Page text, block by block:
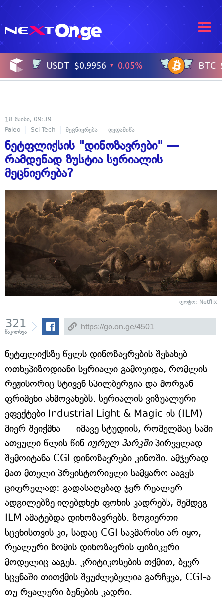
18 მაისი, 09:39
Paleo
Sci-Tech მეცნიერება დედამიწა
ნეტფლიქსის "დინოზავრები" —
რამდენად ზუსტია სერიალის
მეცნიერება?
ფოტო: Netflix
321
წაკითხვა
ნეტფლიქსზე წელს დინოზავრების შესახებ
ოთხეპიზოდიანი სერიალი გამოვიდა, რომლის
რეჟისორიც სტივენ სპილბერგია და მორგან
ფრიმენი ახმოვანებს. სერიალის ვიზუალური
ეფექტები Industrial Light & Magic-ის (ILM)
მიერ შეიქმნა — იმავე სტუდიის, რომელმაც სამი
ათეული წლის წინ იურულ პარკშიპირველად
შემოიტანა CGI დინოზავრები კინოში. ამჯერად
მათ მთელი პრეისტორიული სამყარო ააგეს
ციფრულად: გადასაღებად ჯერ რეალურ
ადგილებზე იღებდნენ ფონის კადრებს, შემდეგ
ILM ამატებდა დინოზავრებს. ზოგიერთი
სცენისთვის კი, სადაც CGI საკმარისი არ იყო,
რეალური ზომის დინოზავრის ფიზიკური
მოდელიც ააგეს. კრიტიკოსების თქმით, ბევრ
სცენაში თითქმის შეუძლებელია გარჩევა, CGI-ა
თუ რეალური ბუნების კადრი.